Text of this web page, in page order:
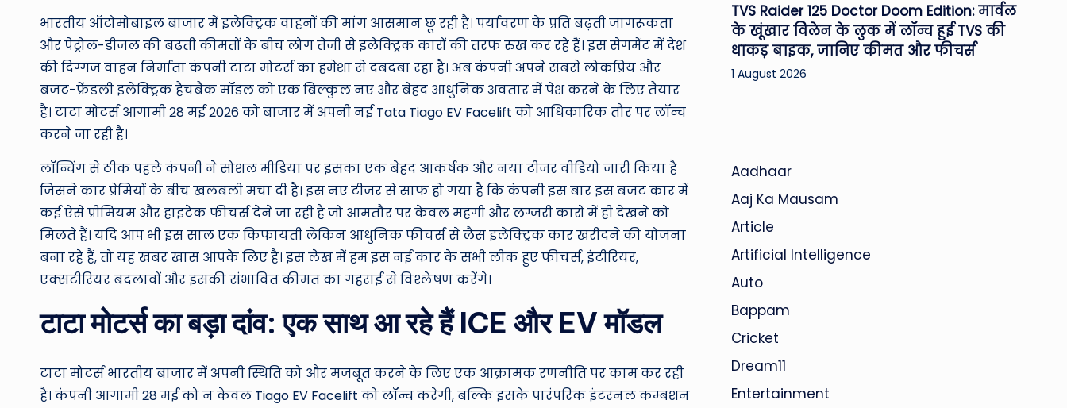
n
d
T
e
W
o
rl
d
भारतीय ऑटोमोबाइल बाजार में इलेक्ट्रिक वाहनों की मांग आसमान छू रही है। पर्यावरण के प्रति बढ़ती जागरूकता
और पेट्रोल-डीजल की बढ़ती कीमतों के बीच लोग तेजी से इलेक्ट्रिक कारों की तरफ रुख कर रहे हैं। इस सेगमेंट में देश
की दिग्गज वाहन निर्माता कंपनी टाटा मोटर्स का हमेशा से दबदबा रहा है। अब कंपनी अपने सबसे लोकप्रिय और
बजट-फ्रेंडली इलेक्ट्रिक हैचबैक मॉडल को एक बिल्कुल नए और बेहद आधुनिक अवतार में पेश करने के लिए तैयार
है। टाटा मोटर्स आगामी 28 मई 2026 को बाजार में अपनी नई Tata Tiago EV Facelift को आधिकारिक तौर पर लॉन्च
करने जा रही है।
लॉन्चिंग से ठीक पहले कंपनी ने सोशल मीडिया पर इसका एक बेहद आकर्षक और नया टीजर वीडियो जारी किया है
जिसने कार प्रेमियों के बीच खलबली मचा दी है। इस नए टीजर से साफ हो गया है कि कंपनी इस बार इस बजट कार में
कई ऐसे प्रीमियम और हाइटेक फीचर्स देने जा रही है जो आमतौर पर केवल महंगी और लग्जरी कारों में ही देखने को
मिलते हैं। यदि आप भी इस साल एक किफायती लेकिन आधुनिक फीचर्स से लैस इलेक्ट्रिक कार खरीदने की योजना
बना रहे हैं, तो यह खबर खास आपके लिए है। इस लेख में हम इस नई कार के सभी लीक हुए फीचर्स, इंटीरियर,
एक्सटीरियर बदलावों और इसकी संभावित कीमत का गहराई से विश्लेषण करेंगे।
टाटा मोटर्स का बड़ा दांव: एक साथ आ रहे हैं ICE और EV मॉडल
टाटा मोटर्स भारतीय बाजार में अपनी स्थिति को और मजबूत करने के लिए एक आक्रामक रणनीति पर काम कर रही
है। कंपनी आगामी 28 मई को न केवल Tiago EV Facelift को लॉन्च करेगी, बल्कि इसके पारंपरिक इंटरनल कम्बशन
TVS Raider 125 Doctor Doom Edition: मार्वल
के खूंखार विलेन के लुक में लॉन्च हुई TVS की
धाकड़ बाइक, जानिए कीमत और फीचर्स
1 August 2026
Aadhaar
Aaj Ka Mausam
Article
Artificial Intelligence
Auto
Bappam
Cricket
Dream11
Entertainment